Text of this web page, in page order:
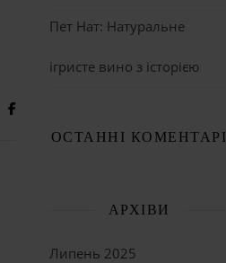
Пет Нат: Натуральне
ігристе вино з історією
ОСТАННІ КОМЕНТАРІ
АРХІВИ
Липень 2025